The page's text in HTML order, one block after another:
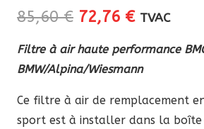
85,60€ Le
initial
était :
85,60 €.
72,76 €Le
actuel
est :
72,76 €.
TVAC
Filtre à air haute performance
BMW/Alpina/Wiesmann
Ce filtre à air de remplacement
sport est à installer dans la boîte